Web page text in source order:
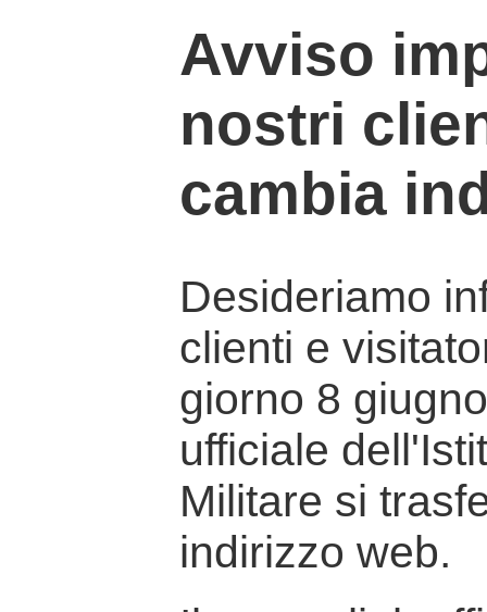
Avviso
nostri
cambia
Desideriamo
clienti e
giorno 8
ufficiale
Militare si
indirizzo web.